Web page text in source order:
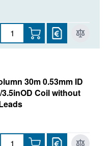
30m 0.53mm ID
3.5inOD Coil without